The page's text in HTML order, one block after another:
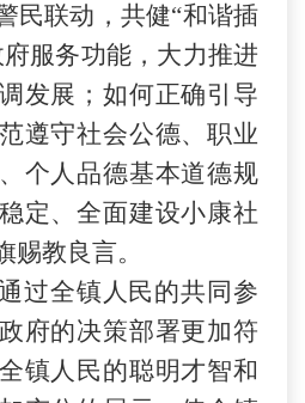
民联动，共健“和谐插
服务功能，大力推进
发展；如何正确引导
遵守社会公德、职业
个人品德基本道德规
定、全面建设小康社
赐教良言。
过全镇人民的共同参
府的决策部署更加符
镇人民的聪明才智和